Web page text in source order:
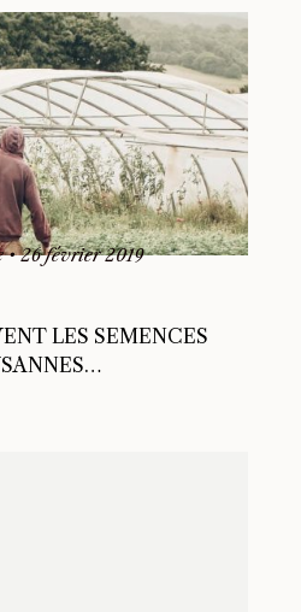
•26 février 2019
LES SEMENCES